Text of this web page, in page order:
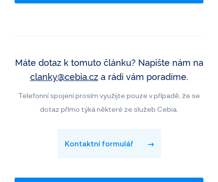
Máte dotaz k tomuto článku? Napište nám na
clanky@cebia.cza rádi vám poradíme.
Telefonní spojení prosím využijte pouze v případě, že se
dotaz přímo týká některé ze služeb Cebia.
Kontaktní formulář